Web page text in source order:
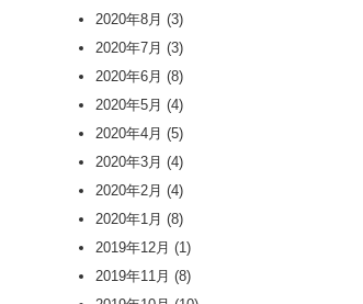
2020年8月 (3)
2020年7月 (3)
2020年6月 (8)
2020年5月 (4)
2020年4月 (5)
2020年3月 (4)
2020年2月 (4)
2020年1月 (8)
2019年12月 (1)
2019年11月 (8)